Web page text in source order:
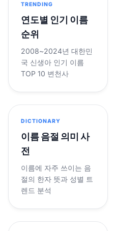
TRENDING
연도별 인기 이름
순위
2008~2024년 대한민
국 신생아 인기 이름
TOP 10 변천사
DICTIONARY
이름 음절 의미 사
전
이름에 자주 쓰이는 음
절의 한자 뜻과 성별 트
렌드 분석